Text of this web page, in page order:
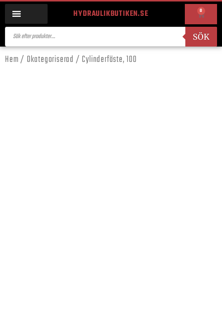
HYDRAULIKBUTIKEN.SE 0
SÖK
Hem/ Okategoriserad / Cylinderfäste, 100